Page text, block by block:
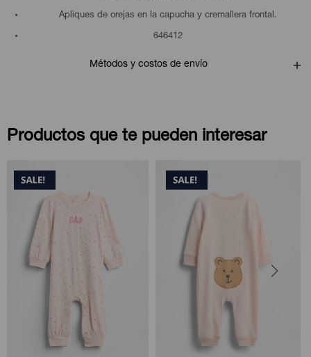
Apliques de orejas en la capucha y cremallera frontal.
646412
Métodos y costos de envío
Productos que te pueden interesar